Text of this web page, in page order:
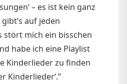
– es ist kein ganz
auf jeden
stört mich ein bisschen
habe ich eine Playlist
Kinderlieder zu finden
Kinderlieder‘.”